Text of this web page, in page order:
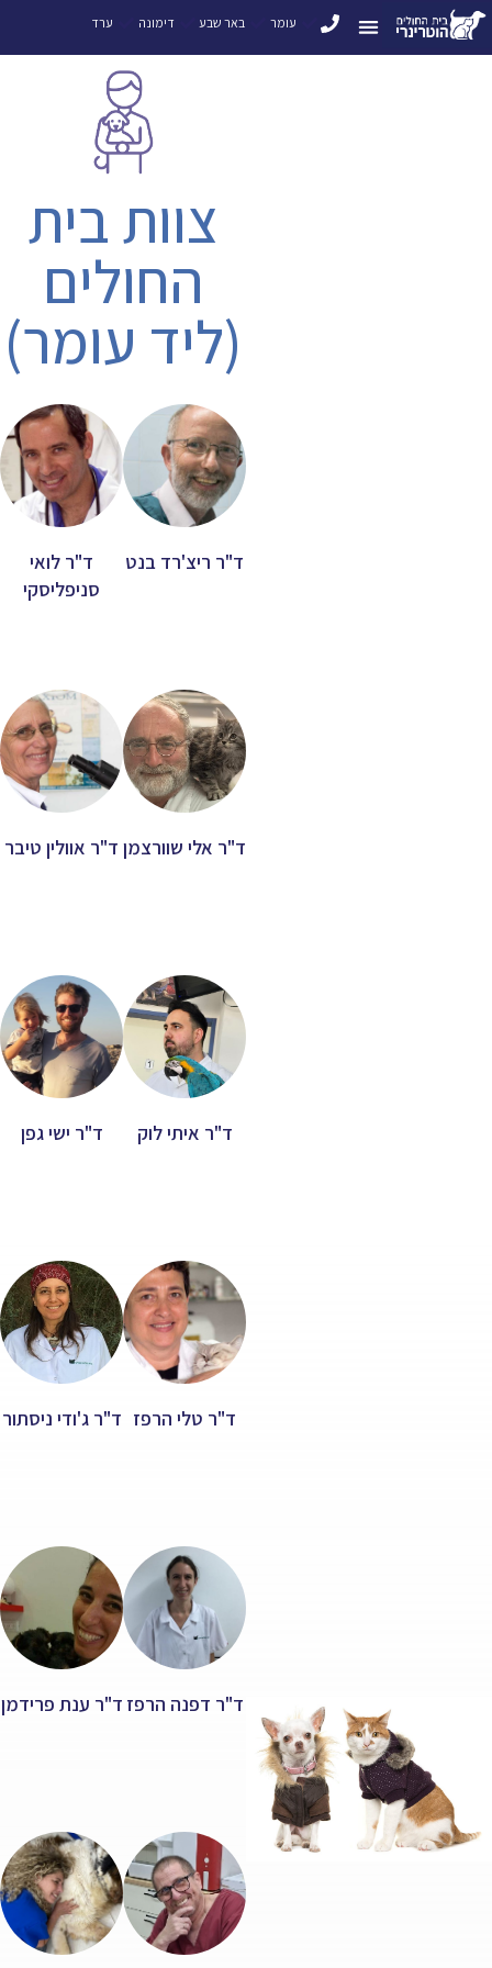
עומר באר שבע דימונה ערד
צוות בית
החולים
(ליד עומר)
ד"ר ריצ'רד בנט
ד"ר לואי
סניפליסקי
ד"ר אלי שוורצמן ד"ר אוולין טיבר
ד"ר איתי לוק ד"ר ישי גפן
ד"ר טלי הרפז ד"ר ג'ודי ניסתור
ד"ר דפנה הרפז ד"ר ענת פרידמן